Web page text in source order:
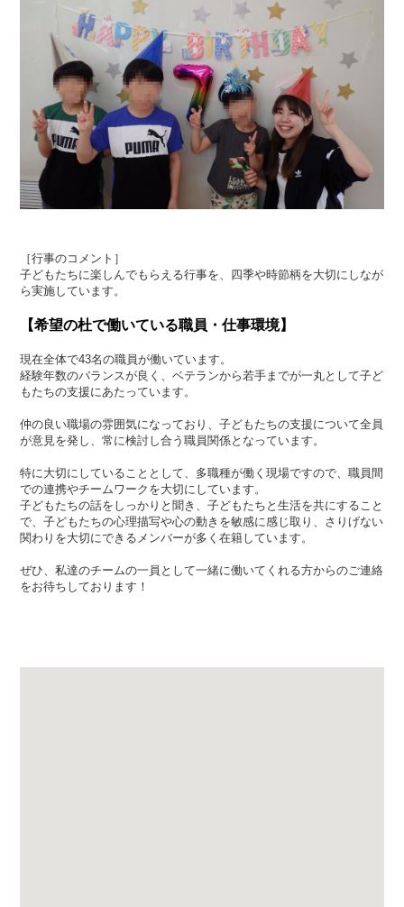
［行事のコメント］
子どもたちに楽しんでもらえる行事を、四季や時節柄を大切にしなが
ら実施しています。
【希望の杜で働いている職員・仕事環境】
現在全体で43名の職員が働いています。
経験年数のバランスが良く、ベテランから若手までが一丸として子ど
もたちの支援にあたっています。
仲の良い職場の雰囲気になっており、子どもたちの支援について全員
が意見を発し、常に検討し合う職員関係となっています。
特に大切にしていることとして、多職種が働く現場ですので、職員間
での連携やチームワークを大切にしています。
子どもたちの話をしっかりと聞き、子どもたちと生活を共にすること
で、子どもたちの心理描写や心の動きを敏感に感じ取り、さりげない
関わりを大切にできるメンバーが多く在籍しています。
ぜひ、私達のチームの一員として一緒に働いてくれる方からのご連絡
をお待ちしております！